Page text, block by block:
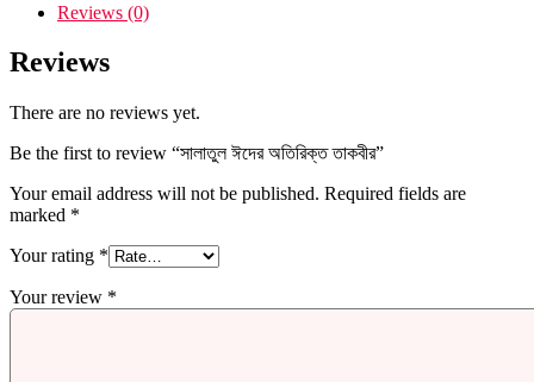
Reviews (0)
Reviews
There are no reviews yet.
Be the first to review “সালাতুল ঈদের অতিরিক্ত তাকবীর”
Your email address will not be published. Required fields are
marked *
Your rating *
Your review *